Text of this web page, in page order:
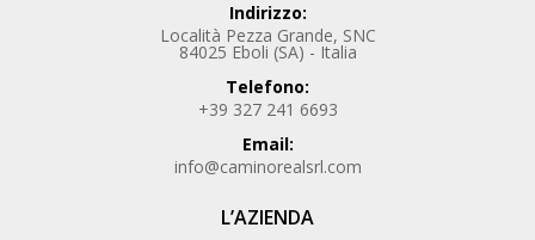
Indirizzo:
Località Pezza Grande, SNC
84025 Eboli (SA) - Italia
Telefono:
+39 327 241 6693
Email:
info@caminorealsrl.com
L’AZIENDA